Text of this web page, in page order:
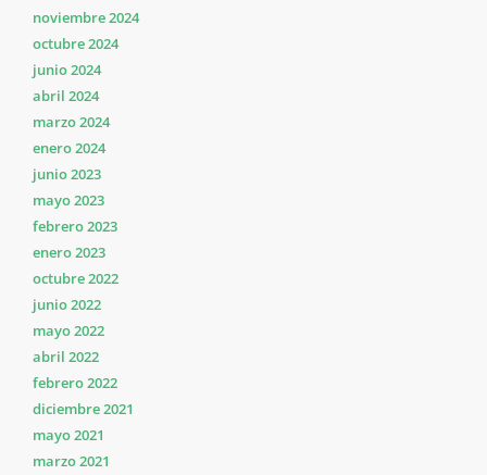
noviembre 2024
octubre 2024
junio 2024
abril 2024
marzo 2024
enero 2024
junio 2023
mayo 2023
febrero 2023
enero 2023
octubre 2022
junio 2022
mayo 2022
abril 2022
febrero 2022
diciembre 2021
mayo 2021
marzo 2021